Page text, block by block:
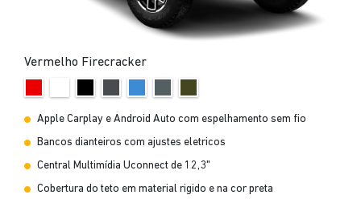
Vermelho Firecracker
Apple Carplay e Android Auto com espelhamento sem fio
Bancos dianteiros com ajustes eletricos
Central Multimídia Uconnect de 12,3"
Cobertura do teto em material rigido e na cor preta